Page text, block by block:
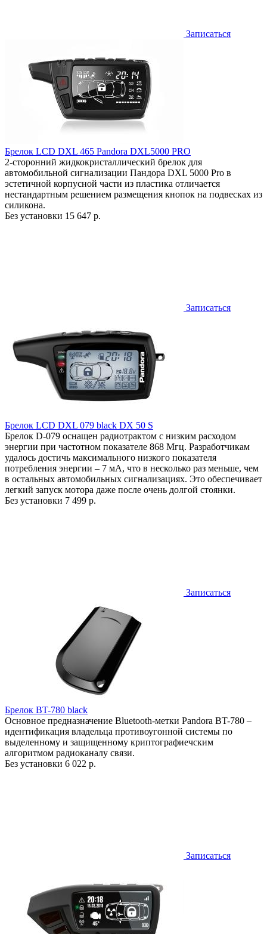
Записаться
Брелок LCD DXL 465 Pandora DXL5000 PRO
2-сторонний жидкокристаллический брелок для
автомобильной сигнализации Пандора DXL 5000 Pro в
эстетичной корпусной части из пластика отличается
нестандартным решением размещения кнопок на подвесках из
силикона.
Без установки 15 647 р.
Записаться
Брелок LCD DXL 079 black DX 50 S
Брелок D-079 оснащен радиотрактом с низким расходом
энергии при частотном показателе 868 Мгц. Разработчикам
удалось достичь максимального низкого показателя
потребления энергии – 7 мА, что в несколько раз меньше, чем
в остальных автомобильных сигнализациях. Это обеспечивает
легкий запуск мотора даже после очень долгой стоянки.
Без установки 7 499 р.
Записаться
Брелок BT-780 black
Основное предназначение Bluetooth-метки Pandora BT-780 –
идентификация владельца противоугонной системы по
выделенному и защищенному криптографиечским
алгоритмом радиоканалу связи.
Без установки 6 022 р.
Записаться